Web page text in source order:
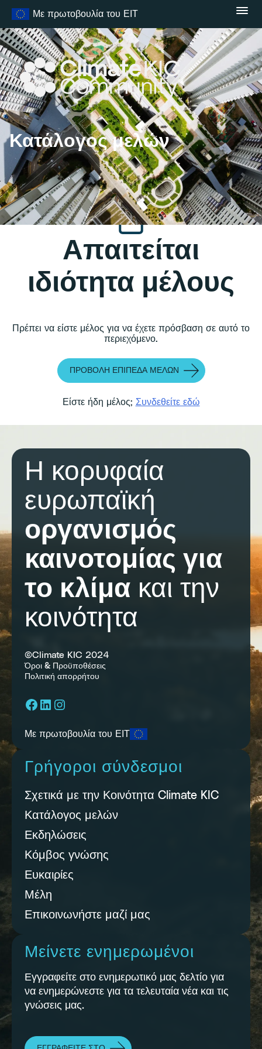
Με πρωτοβουλία του ΕΙΤ
Κατάλογος μελών
Απαιτείται
ιδιότητα μέλους
Πρέπει να είστε μέλος για να έχετε πρόσβαση σε αυτό το
περιεχόμενο.
ΠΡΟΒΟΛΉ ΕΠΊΠΕΔΑ ΜΕΛΏΝ
Είστε ήδη μέλος; Συνδεθείτε εδώ
Η κορυφαία
ευρωπαϊκή
οργανισμός
καινοτομίας για
το κλίμα και την
κοινότητα
©Climate KIC 2024
Όροι & Προϋποθέσεις
Πολιτική απορρήτου
Facebook
LinkedIn
Instagram
Με πρωτοβουλία του ΕΙΤ
Γρήγοροι σύνδεσμοι
Σχετικά με την Κοινότητα Climate KIC
Κατάλογος μελών
Εκδηλώσεις
Κόμβος γνώσης
Ευκαιρίες
Μέλη
Επικοινωνήστε μαζί μας
Μείνετε ενημερωμένοι
Εγγραφείτε στο ενημερωτικό μας δελτίο για
να ενημερώνεστε για τα τελευταία νέα και τις
γνώσεις μας.